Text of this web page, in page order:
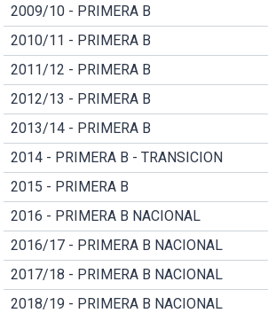
2009/10 - PRIMERA B
2010/11 - PRIMERA B
2011/12 - PRIMERA B
2012/13 - PRIMERA B
2013/14 - PRIMERA B
2014 - PRIMERA B - TRANSICION
2015 - PRIMERA B
2016 - PRIMERA B NACIONAL
2016/17 - PRIMERA B NACIONAL
2017/18 - PRIMERA B NACIONAL
2018/19 - PRIMERA B NACIONAL